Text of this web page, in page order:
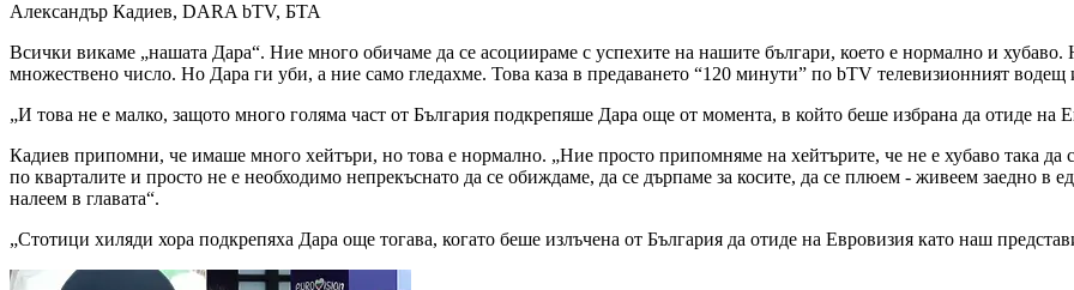
Александър Кадиев, DARA bTV, БТА
Всички викаме „нашата Дара“. Ние много обичаме да се асоциираме с успехите на нашите българи, което е нормално и
множествено число. Но Дара ги уби, а ние само гледахме. Това каза в предаването “120 минути” по bTV телевизионният
„И това не е малко, защото много голяма част от България подкрепяше Дара още от момента, в който беше избрана да отиде на
Кадиев припомни, че имаше много хейтъри, но това е нормално. „Ние просто припомняме на хейтърите, че не е хубаво така да
по кварталите и просто не е необходимо непрекъснато да се обиждаме, да се дърпаме за косите, да се плюем - живеем заедно в
налеем в главата“.
„Стотици хиляди хора подкрепяха Дара още тогава, когато беше излъчена от България да отиде на Евровизия като наш